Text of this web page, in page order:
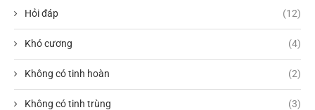
Hỏi đáp (12)
Khó cương (4)
Không có tinh hoàn (2)
Không có tinh trùng (3)